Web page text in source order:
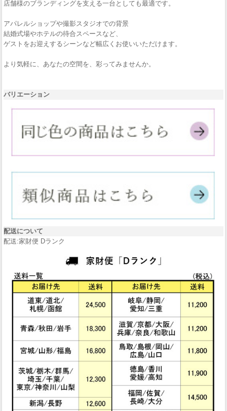
店舗様のブランディングを支える一台としても最適です。
アパレルショップや撮影スタジオでの背景
結婚式場やホテルの待合スペースなど、
ゲストをお迎えするシーンなど幅広くお使いいただけます。
より気軽に、あなたの空間を、彩ってみませんか。
バリエーション
配送について
配送:家財便 Dランク